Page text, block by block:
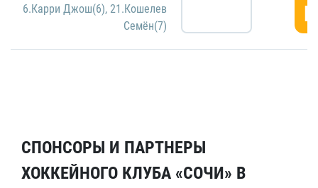
6.Карри Джош(6), 21.Кошелев
Семён(7)
СПОНСОРЫ И ПАРТНЕРЫ
ХОККЕЙНОГО КЛУБА «СОЧИ» В